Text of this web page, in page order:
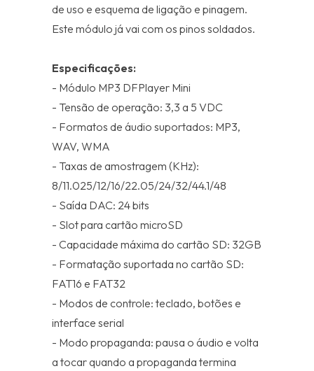
de uso e esquema de ligação e pinagem.
Este módulo já vai com os pinos soldados.
Especificações:
- Módulo MP3 DFPlayer Mini
- Tensão de operação: 3,3 a 5 VDC
- Formatos de áudio suportados: MP3,
WAV, WMA
- Taxas de amostragem (KHz):
8/11.025/12/16/22.05/24/32/44.1/48
- Saída DAC: 24 bits
- Slot para cartão microSD
- Capacidade máxima do cartão SD: 32GB
- Formatação suportada no cartão SD:
FAT16 e FAT32
- Modos de controle: teclado, botões e
interface serial
- Modo propaganda: pausa o áudio e volta
a tocar quando a propaganda termina